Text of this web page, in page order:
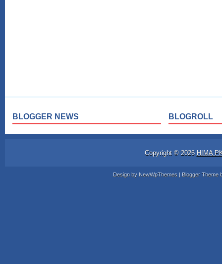
BLOGGER NEWS BLOGROLL
Copyright © 2026 HIMA
Design by NewWpThemes | Blogger Theme